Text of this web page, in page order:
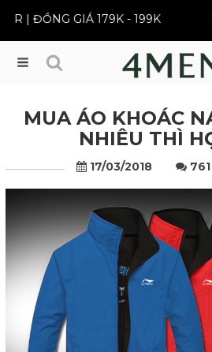
GIÁ 179K - 199K
Menu
MUA ÁO KHOÁC
NHIÊU THÌ
17/03/2018